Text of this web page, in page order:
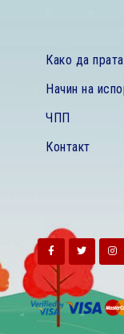
Како да
Начин на
ЧПП
Контакт